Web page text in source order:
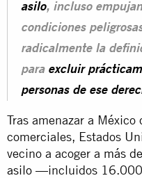
asilo, incluso
condiciones
radicalmente la
para excluir
personas de ese
Tras amenazar a México
comerciales, Estados
vecino a acoger a más
asilo —incluidos